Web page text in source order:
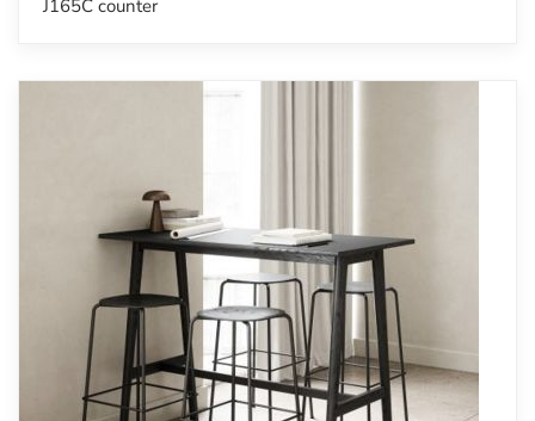
J165C counter